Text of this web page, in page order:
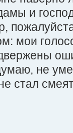
и
мои
не
стал